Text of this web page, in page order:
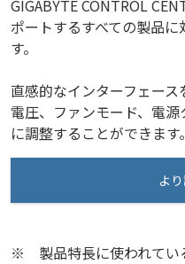
GIGABYTE CONTROL
ポートするすべての製品
す。
直感的なインターフェース
電圧、ファンモード、電
に調整することができます。
よ
※ 製品特長に使われてい